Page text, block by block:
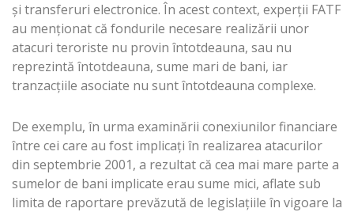
şi transferuri electronice. În acest context, experţii FATF
au menţionat că fondurile necesare realizării unor
atacuri teroriste nu provin întotdeauna, sau nu
reprezintă întotdeauna, sume mari de bani, iar
tranzacţiile asociate nu sunt întotdeauna complexe.
De exemplu, în urma examinării conexiunilor financiare
între cei care au fost implicaţi în realizarea atacurilor
din septembrie 2001, a rezultat că cea mai mare parte a
sumelor de bani implicate erau sume mici, aflate sub
limita de raportare prevăzută de legislaţiile în vigoare la